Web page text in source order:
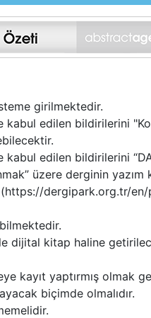
girilmektedir.
edilen bildirilerini
edilen bildirilerini
üzere derginin
dergipark.org.tr/
dijital kitap haline
kayıt yaptırmış olmak
biçimde olmalıdır.